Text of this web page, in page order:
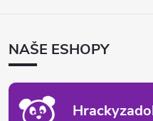
ANAŠE ESHOPY